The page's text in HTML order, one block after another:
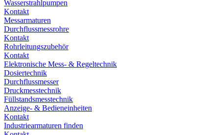
Wasserstrahlpumpen
Kontakt
Messarmaturen
Durchflussmessrohre
Kontakt
Rohrleitungszubehör
Kontakt
Elektronische Mess- & Regeltechnik
Dosiertechnik
Durchflussmesser
Druckmesstechnik
Füllstandsmesstechnik
Anzeige- & Bedieneinheiten
Kontakt
Industriearmaturen finden